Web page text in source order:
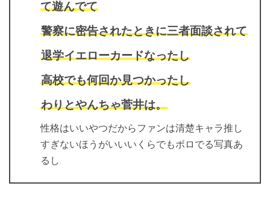
て遊んでて
警察に密告されたときに三者面談されて
退学イエローカードなったし
高校でも何回か見つかったし
わりとやんちゃ菅井は。
性格はいいやつだからファンは清楚キャラ推し
すぎないほうがいいいくらでもボロでる写真あ
るし